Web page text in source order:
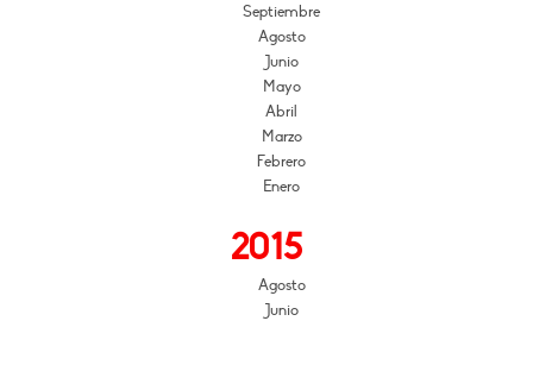
Septiembre
Agosto
Junio
Mayo
Abril
Marzo
Febrero
Enero
2015
Agosto
Junio